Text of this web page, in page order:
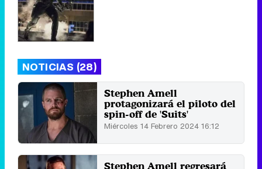
NOTICIAS (28)
Stephen Amell
protagonizará el piloto del
spin-off de 'Suits'
Miércoles 14 Febrero 2024 16:12
Stephen Amell regresará